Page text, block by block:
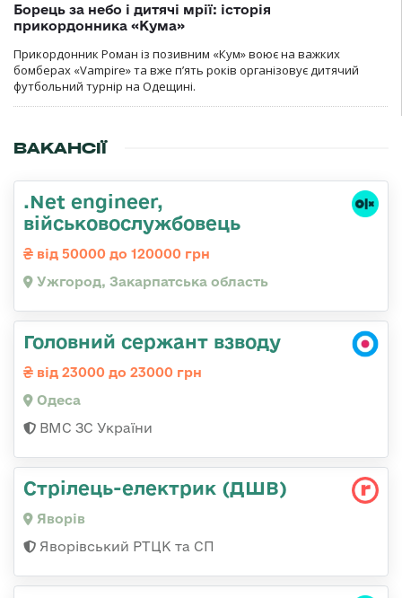
Борець за небо і дитячі мрії: історія
прикордонника «Кума»
Прикордонник Роман із позивним «Кум» воює на важких
бомберах «Vampire» та вже п’ять років організовує дитячий
футбольний турнір на Одещині.
ВАКАНСІЇ
.Net engineer,
військовослужбовець
від 50000 до 120000 грн
Ужгород, Закарпатська область
Головний сержант взводу
від 23000 до 23000 грн
Одеса
ВМС ЗС України
Стрілець-електрик (ДШВ)
Яворів
Яворівський РТЦК та СП